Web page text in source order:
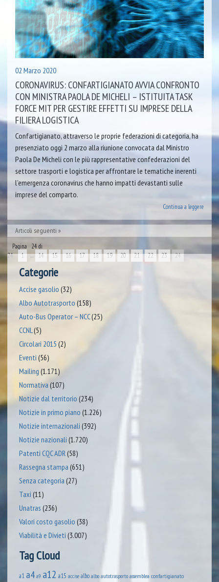
02 Marzo 2020
CORONAVIRUS: CONFARTIGIANATO AVVIA CONFRONTO
CON MINISTRA PAOLA DE MICHELI – ISTITUITA TASK
FORCE MIT PER GESTIRE EFFETTI SU IMPRESE DELLA
FILIERA LOGISTICA
Confartigianato, attraverso le proprie federazioni di categoria, ha
presenziato oggi 2 marzo alla riunione convocata dal Ministro
Paola De Micheli con le più rappresentative confederazioni del
settore trasporti e logistica per affrontare le tematiche inerenti
l’emergenza coronavirus che hanno impatti devastanti sulle
imprese del comparto.
Continua a leggere
Articoli seguenti
Pagina 24 di
24
1 ← 14 15 16 17 18 19 20 21 22 23 24
Categorie
Accise gasolio (32)
Albo Autotrasporto (158)
Auto-Bus Operator – NCC(25)
CCNL (5)
Circolari 2015 (2)
Eventi (56)
Mailing (1.171)
Normativa (107)
Notizie dal territorio (234)
Notizie in primo piano (1.226)
Notizie internazionali (392)
Notizie nazionali (1.720)
Patenti CQC ADR (58)
Rassegna stampa (651)
Senza categoria (27)
Taxi (11)
Unatras (236)
Valori costo gasolio (38)
Viabilità e Divieti (3.007)
Tag Cloud
a1 a4 a9 a12 a15 accise albo albo autotrasporto assemblea confartigianato